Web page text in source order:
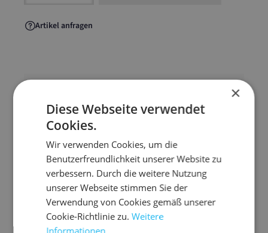
Artikel anfragen
Top im Preis-/Leistungsverhältnis! Die Vollpapp-
Versandtasche für Warensendungen, Bücher,
Zeitschriften, Kataloge, Prospekte u.v.m bis ca.
20 mm Füllhöhe
geeignet für A5+
mit extra starkem Kantenschutz zum Schutz
des Inhaltes vor Stauchecken
×
Diese Webseite verwendet
Cookies.
Wir verwenden Cookies, um die
Benutzerfreundlichkeit unserer Website zu
verbessern. Durch die weitere Nutzung
unserer Webseite stimmen Sie der
Verwendung von Cookies gemäß unserer
Cookie-Richtlinie zu.Weitere
Informationen